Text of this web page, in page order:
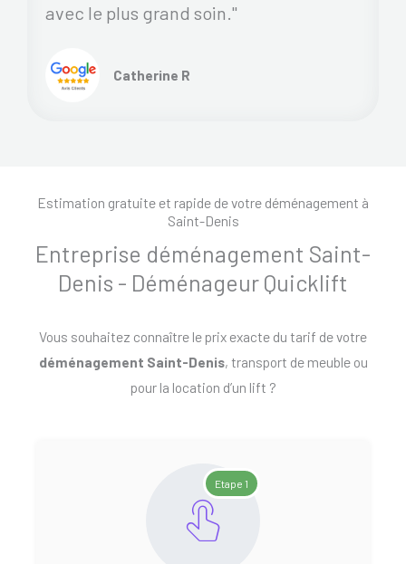
avec le plus grand soin."
Catherine R
Estimation gratuite et rapide de votre déménagement à
Saint-Denis
Entreprise déménagement Saint-
Denis - Déménageur Quicklift
Vous souhaitez connaître le prix exacte du tarif de votre
déménagement Saint-Denis, transport de meuble ou
pour la location d’un lift ?
Etape 1